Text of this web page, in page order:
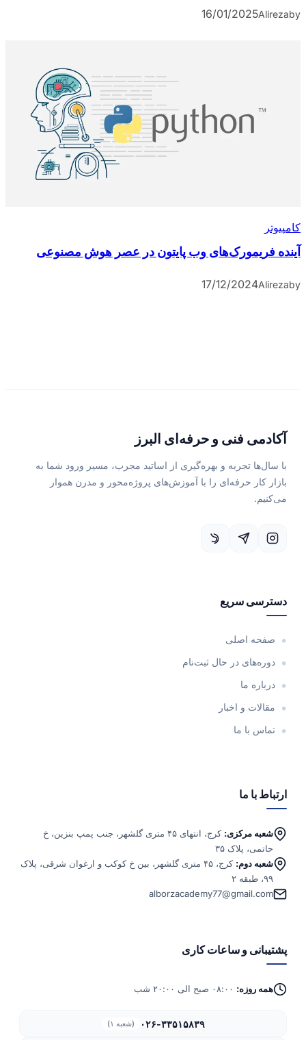
by
Alireza
16/01/2025
کامپیوتر
آینده فریمورک‌های وب پایتون در عصر هوش مصنوعی
by
Alireza
17/12/2024
آکادمی فنی و حرفه‌ای البرز
با سال‌ها تجربه و بهره‌گیری از اساتید مجرب، مسیر ورود شما به
بازار کار حرفه‌ای را با آموزش‌های پروژه‌محور و مدرن هموار
می‌کنیم.
دسترسی سریع
صفحه اصلی
دوره‌های در حال ثبت‌نام
درباره ما
مقالات و اخبار
تماس با ما
ارتباط با ما
شعبه مرکزی:
کرج، انتهای ۴۵ متری گلشهر، جنب پمپ بنزین، خ
حاتمی، پلاک ۳۵
شعبه دوم:
کرج، ۴۵ متری گلشهر، بین خ کوکب و ارغوان شرقی، پلاک
۹۹، طبقه ۲
alborzacademy77@gmail.com
پشتیبانی و ساعات کاری
همه روزه:
۰۲۶-۳۳۵۱۵۸۳۹ (شعبه ۱)